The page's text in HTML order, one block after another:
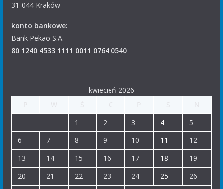
31-044 Kraków
konto bankowe:
Bank Pekao S.A.
80 1240 4533 1111 0011 0764 0540
kwiecień 2026
1
2 3 4
5
6
7 8 9 10 11
12
13
14 15 16 17 18
19
20
21 22 23 24 25 26